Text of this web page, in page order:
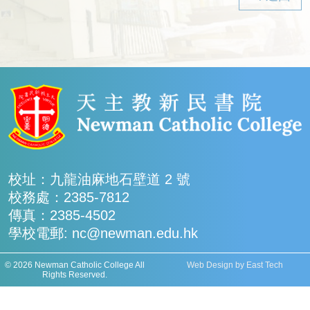
校址：九龍油麻地石壁道 2 號
校務處：2385-7812
傳真：2385-4502
學校電郵: nc@newman.edu.hk
© 2026 Newman Catholic College All
Rights Reserved.
Web Design by East Tech